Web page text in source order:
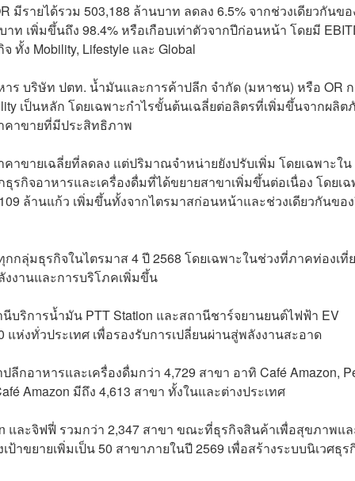
มีรายได้รวม 503,188 ล้านบาท ลดลง 6.5% จากช่วงเดียวกันข
ท เพิ่มขึ้นถึง 98.4% หรือเกือบเท่าตัวจากปีก่อนหน้า โดยมี
ทั้ง Mobility, Lifestyle และ Global
ร บริษัท ปตท. น้ำมันและการค้าปลีก จำกัด (มหาชน) หรือ OR
เป็นหลัก โดยเฉพาะกำไรขั้นต้นเฉลี่ยต่อลิตรที่เพิ่มขึ้นจากผลิ
คาขายที่มีประสิทธิภาพ
าขายเฉลี่ยที่ลดลง แต่ปริมาณจำหน่ายยังปรับเพิ่ม โดยเฉพาะใน
รกิจอาหารและเครื่องดื่มที่ได้ขยายสาขาเพิ่มขึ้นต่อเนื่อง โดยเ
ล้านแก้ว เพิ่มขึ้นทั้งจากไตรมาสก่อนหน้าและช่วงเดียวกันขอ
กลุ่มธุรกิจในไตรมาส 4 ปี 2568 โดยเฉพาะในช่วงที่ภาคท่องเที่
งานและการบริโภคเพิ่มขึ้น
บริการน้ำมัน PTT Station และสถานีชาร์จยานยนต์ไฟฟ้า EV
แห่งทั่วประเทศ เพื่อรองรับการเปลี่ยนผ่านสู่พลังงานสะอาด
กอาหารและเครื่องดื่มกว่า 4,729 สาขา อาทิ Café Amazon,
Amazon มีถึง 4,613 สาขา ทั้งในและต่างประเทศ
และจิฟฟี่ รวมกว่า 2,347 สาขา ขณะที่ธุรกิจสินค้าเพื่อสุขภาพแ
าขยายเพิ่มเป็น 50 สาขาภายในปี 2569 เพื่อสร้างระบบนิเวศธุร